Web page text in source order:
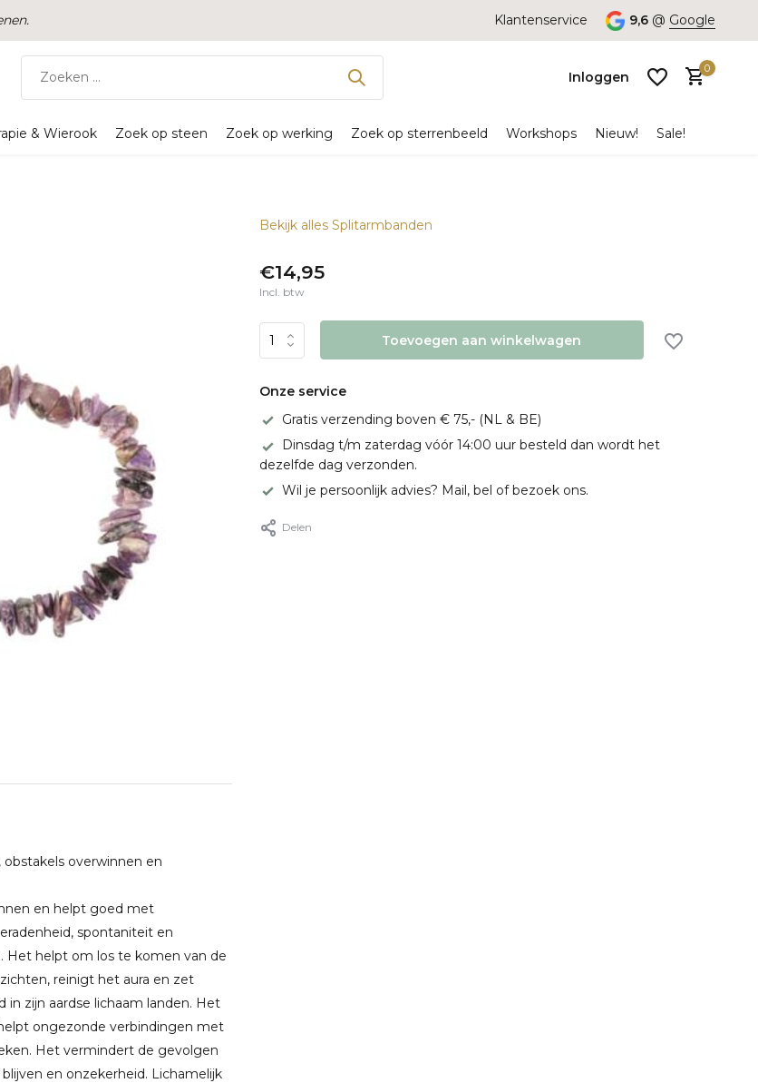
Klantenservice 9,6 @ Google
Inloggen
0
& Wierook Zoek op steen Zoek op werking Zoek op sterrenbeeld Workshops Nieuw! Sale!
overwinnen en
en helpt goed met
spontaniteit en
Het helpt om los te komen van de
reinigt het aura en zet
zijn aardse lichaam landen. Het
ongezonde verbindingen met
Het vermindert de gevolgen
en onzekerheid. Lichamelijk
Bekijk alles Splitarmbanden
€14,95
Incl. btw
Toevoegen aan winkelwagen
Onze service
Gratis verzending boven € 75,- (NL & BE)
Dinsdag t/m zaterdag vóór 14:00 uur besteld dan wordt het
dezelfde dag verzonden.
Wil je persoonlijk advies? Mail, bel of bezoek ons.
Delen